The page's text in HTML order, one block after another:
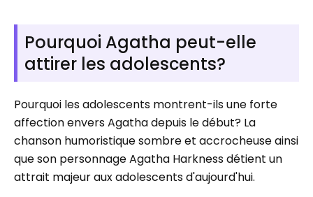
Pourquoi Agatha peut-elle
attirer les adolescents?
Pourquoi les adolescents montrent-ils une forte
affection envers Agatha depuis le début? La
chanson humoristique sombre et accrocheuse ainsi
que son personnage Agatha Harkness détient un
attrait majeur aux adolescents d'aujourd'hui.